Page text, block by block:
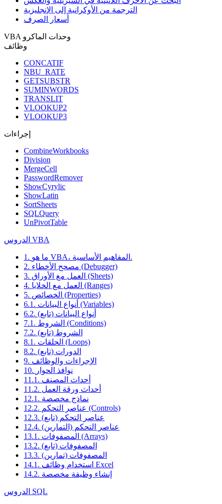
الترجمة من الأوكرانية إلى الإنجليزية
أسعار الصرف
VBA وحدات الماكرو
وظائف
CONCATIF
NBU_RATE
GETSUBSTR
SUMINWORDS
TRANSLIT
VLOOKUP2
VLOOKUP3
إجراءات
CombineWorkbooks
Division
MergeCell
PasswordRemover
ShowCyrylic
ShowLatin
SortSheets
SQLQuery
UnPivotTable
الدروس VBA
1. ما هو VBA، المفاهيم الأساسية.
2. مصحح الأخطاء (Debugger)
3. العمل مع الأوراق (Sheets)
4. العمل مع الخلايا (Ranges)
5. الخصائص (Properties)
6.1. أنواع البيانات (Variables)
6.2. أنواع البيانات (تابع)
7.1. الشروط (Conditions)
7.2. الشروط (تابع)
8.1. الحلقات (Loops)
8.2. الدورات (تابع)
9. الإجراءات والوظائف
10. نوافذ الحوار
11.1. أحداث المصنف
11.2. أحداث ورقة العمل
12.1. نماذج مخصصة
12.2. عناصر التحكم (Controls)
12.3. عناصر التحكم (تابع)
12.4. عناصر التحكم (التمارين)
13.1. المصفوفات (Arrays)
13.2. المصفوفات (تابع)
13.3. المصفوفات (تمارين)
14.1. استخدام وظائف Excel
14.2. إنشاء وظيفة مخصصة
الدروس SQL